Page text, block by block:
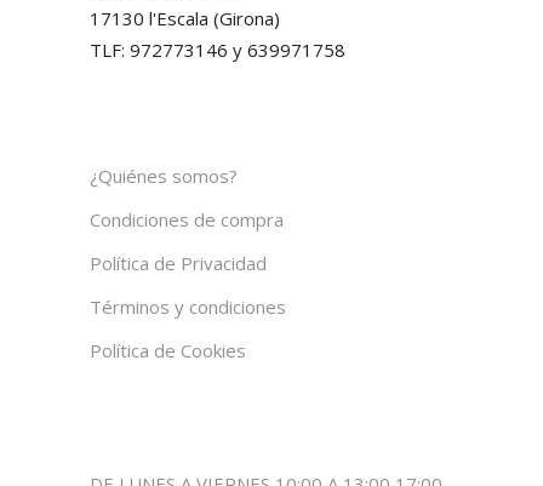
17130 l'Escala (Girona)
TLF: 972773146 y 639971758
¿Quiénes somos?
Condiciones de compra
Política de Privacidad
Términos y condiciones
Política de Cookies